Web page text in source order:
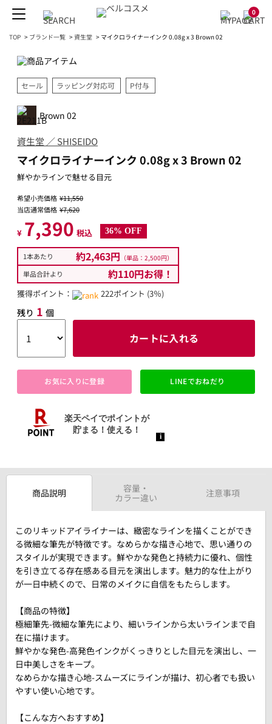
0
TOP > ブランド一覧 >資生堂 > マイクロライナーインク 0.08g x 3 Brown 02
セール ラッピング対応可 P付与
Brown 02
資生堂 ／ SHISEIDO
マイクロライナーインク 0.08g x 3 Brown 02
鮮やかラインで魅せる目元
希望小売価格 ¥11,550
当店通常価格 ¥7,620
¥ 7,390 税込 36% OFF
1本あたり 約2,463円 （単品：2,500円）
単品合計より 約110円お得！
獲得ポイント： 222ポイント (3％)
残り 1 個
カートに入れる
お気に入りに登録 LINEでおねだり
商品説明
容量・
カラー違い
注意事項
このリキッドアイライナーは、緻密なラインを描くことができ
る微細な筆先が特徴です。なめらかな描き心地で、思い通りの
スタイルが実現できます。鮮やかな発色と持続力に優れ、個性
を引き立てる存在感ある目元を演出します。魅力的な仕上がり
が一日中続くので、日常のメイクに自信をもたらします。
【商品の特徴】
極細筆先-微細な筆先により、細いラインから太いラインまで自
在に描けます。
鮮やかな発色-高発色インクがくっきりとした目元を演出し、一
日中美しさをキープ。
なめらかな描き心地-スムーズにラインが描け、初心者でも扱い
やすい使い心地です。
【こんな方へおすすめ】